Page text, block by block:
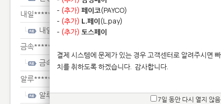
내일****************
내일****************
금속********************
금속********************
알루**********************
알루**********************
- (추가) 페이코(PAYCO)
- (추가) L.페이(L.pay)
- (추가) 토스페이
결제 시스템에 문제가 있는 경우 고객센터로 알려주시면
치를 취하도록 하겠습니다. 감사합니다.
7일 동안 다시 열지 않음